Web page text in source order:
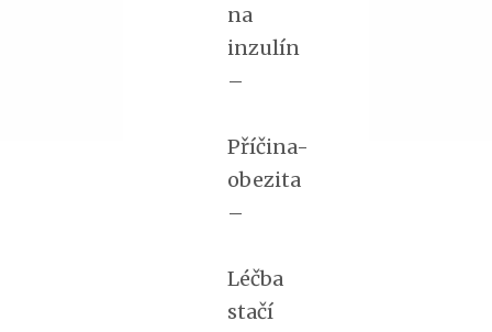
na
inzulín
–
Příčina-
obezita
–
Léčba
stačí